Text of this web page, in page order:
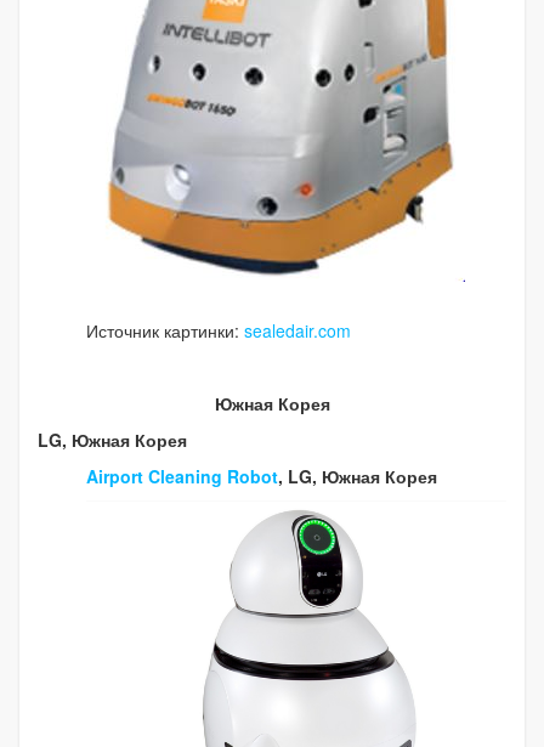
Источник картинки: sealedair.com
Южная Корея
LG, Южная Корея
Airport Cleaning Robot, LG, Южная Корея